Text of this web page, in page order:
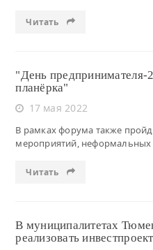
Читать
"День предпринимателя-
планёрка"
17 мая 2022
В рамках форума также
мероприятий, неформальных
Читать
В муниципалитетах
реализовать